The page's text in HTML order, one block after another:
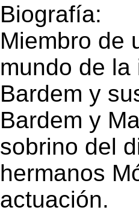
Biografía:
Miembro de
mundo de
Bardem y
Bardem y
sobrino del
hermanos
actuación.